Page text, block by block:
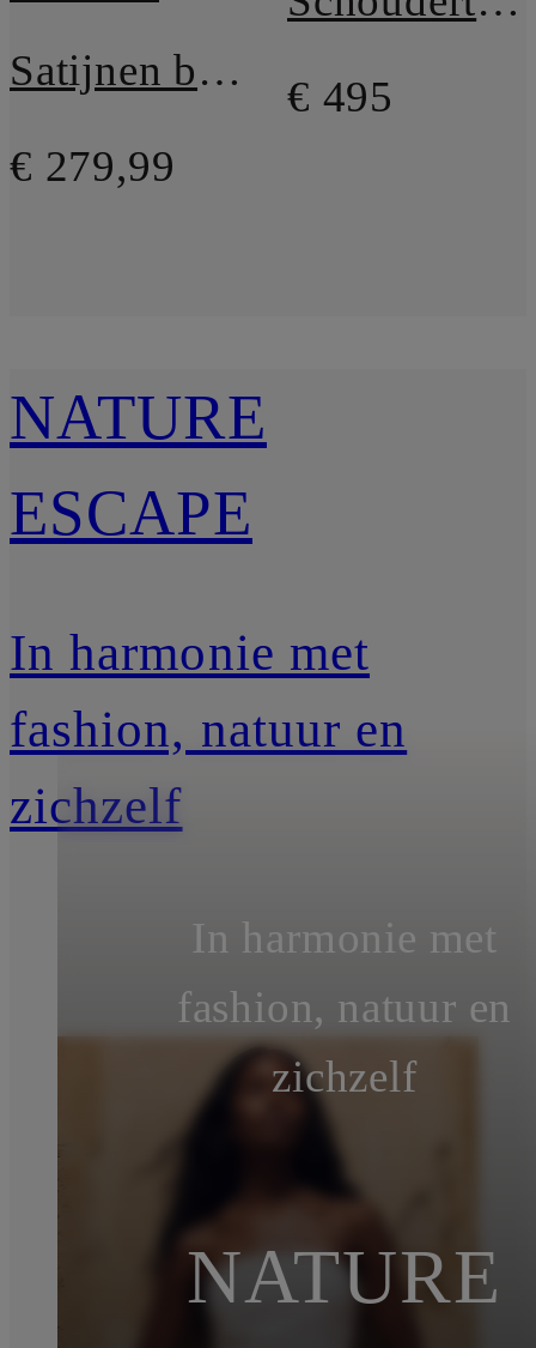
Satijnen broek BIAS
€ 279,99
€ 495
NATURE
ESCAPE
In harmonie met
fashion, natuur en
zichzelf
In harmonie met
fashion, natuur en
zichzelf
NATURE